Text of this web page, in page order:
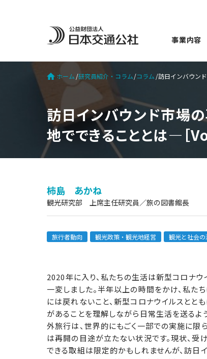
事業内容
ホーム 研究員紹介・コラム コラム 訪日インバウン
訪日インバウンド市場
地でできることとは―［
柿島 あかね
観光研究部 上席主任研究員／旅の図書館長
旅行者動向 観光政策・観光地経営 観光と社会の
2020年に入り、私たちの生活は新型コロナウ
一変しました。半年以上の時間をかけ、私た
には戻れないこと、新型コロナウイルスとと
があることを理解しながら日常生活を送るよ
外旅行は、世界的にもごく一部での実施に限
は再開の目途が立たない状況です。現状、
できる取組は限定的かもしれませんが、訪日